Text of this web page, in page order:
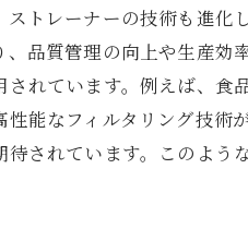
トレーナーの技術も進
品質管理の向上や生産
れています。例えば、
能なフィルタリング技
待されています。このよ